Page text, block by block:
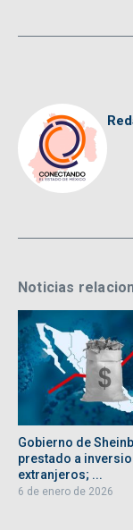
Noticias
Gobierno de
prestado a
extranjeros; ...
6 de enero de 2026